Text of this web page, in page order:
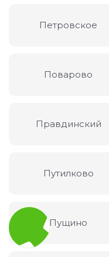
Петровское
Поварово
Правдинский
Путилково
Пущино